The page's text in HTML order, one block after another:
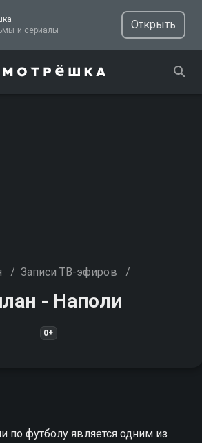
ТВ, фильмы и сериалы
Открыть
/ Записи ТВ-эфиров /
- Наполи
0+
по футболу является одним из